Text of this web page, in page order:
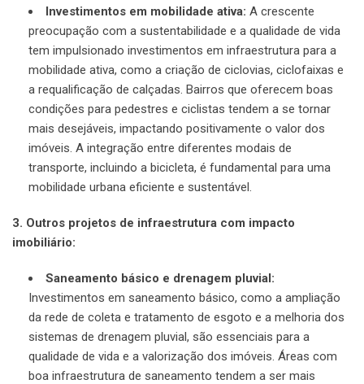
Investimentos em mobilidade ativa: A crescente
preocupação com a sustentabilidade e a qualidade de vida
tem impulsionado investimentos em infraestrutura para a
mobilidade ativa, como a criação de ciclovias, ciclofaixas e
a requalificação de calçadas. Bairros que oferecem boas
condições para pedestres e ciclistas tendem a se tornar
mais desejáveis, impactando positivamente o valor dos
imóveis. A integração entre diferentes modais de
transporte, incluindo a bicicleta, é fundamental para uma
mobilidade urbana eficiente e sustentável.
3. Outros projetos de infraestrutura com impacto
imobiliário:
Saneamento básico e drenagem pluvial:
Investimentos em saneamento básico, como a ampliação
da rede de coleta e tratamento de esgoto e a melhoria dos
sistemas de drenagem pluvial, são essenciais para a
qualidade de vida e a valorização dos imóveis. Áreas com
boa infraestrutura de saneamento tendem a ser mais